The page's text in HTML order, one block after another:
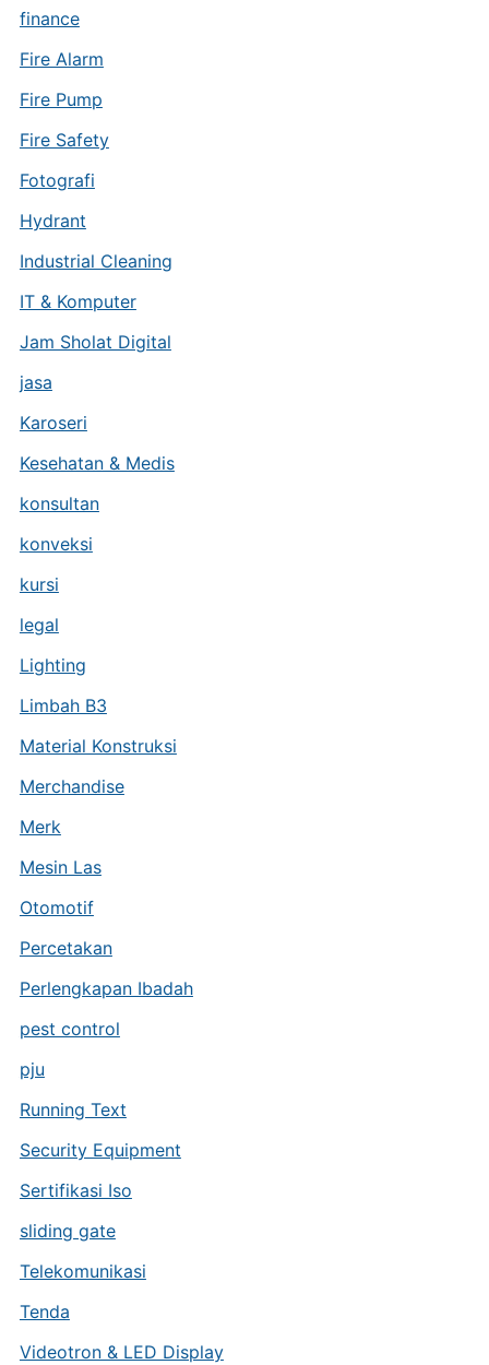
finance
Fire Alarm
Fire Pump
Fire Safety
Fotografi
Hydrant
Industrial Cleaning
IT & Komputer
Jam Sholat Digital
jasa
Karoseri
Kesehatan & Medis
konsultan
konveksi
kursi
legal
Lighting
Limbah B3
Material Konstruksi
Merchandise
Merk
Mesin Las
Otomotif
Percetakan
Perlengkapan Ibadah
pest control
pju
Running Text
Security Equipment
Sertifikasi Iso
sliding gate
Telekomunikasi
Tenda
Videotron & LED Display